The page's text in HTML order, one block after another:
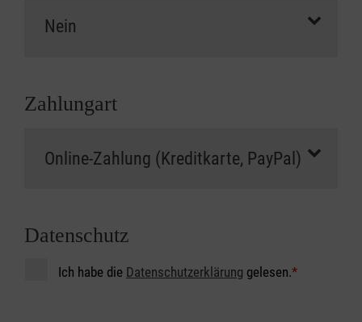
Zahlungart
Datenschutz
Ich habe die Datenschutzerklärung gelesen.*